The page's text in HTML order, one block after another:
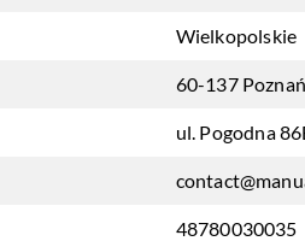
Wielkopolskie
60-137 Poznań
ul. Pogodna
48780030035